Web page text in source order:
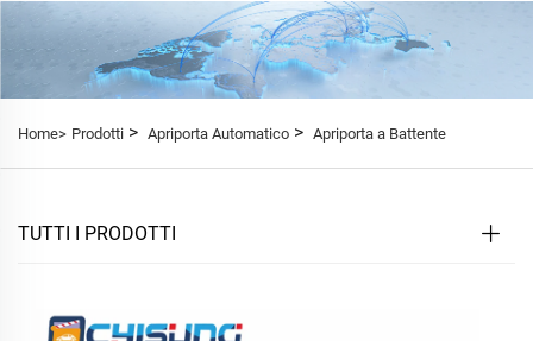
Home> Prodotti > Apriporta Automatico > Apriporta a Battente
TUTTI I PRODOTTI